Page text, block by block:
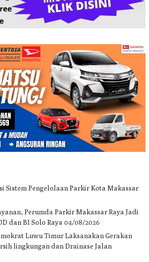
Sistem Pengelolaan Parkir Kota Makassar
Perumda Parkir Makassar Raya Jadi
dan BI Solo Raya 04/08/2026
Luwu Timur Laksanakan Gerakan
lingkungan dan Drainase Jalan